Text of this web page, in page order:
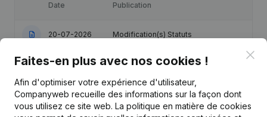
Date Publication
20-07-2026 Modification(s) Statuts
Demissions, Nominations - Statuts
Modifications, …)
Denomination - Demissions,
Faites-en plus avec nos cookies !
Afin d'optimiser votre expérience d'utilisateur,
Companyweb recueille des informations sur la façon dont
vous utilisez ce site web. La politique en matière de cookies